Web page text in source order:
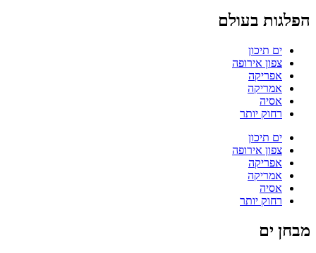
הפלגות בעולם
ים תיכון
צפון אירופה
אפריקה
אמריקה
אסיה
רחוק יותר
ים תיכון
צפון אירופה
אפריקה
אמריקה
אסיה
רחוק יותר
מבחן ים